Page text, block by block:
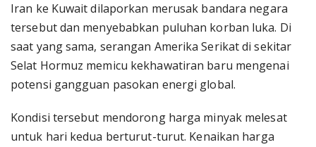
Iran ke Kuwait dilaporkan merusak bandara negara
tersebut dan menyebabkan puluhan korban luka. Di
saat yang sama, serangan Amerika Serikat di sekitar
Selat Hormuz memicu kekhawatiran baru mengenai
potensi gangguan pasokan energi global.
Kondisi tersebut mendorong harga minyak melesat
untuk hari kedua berturut-turut. Kenaikan harga